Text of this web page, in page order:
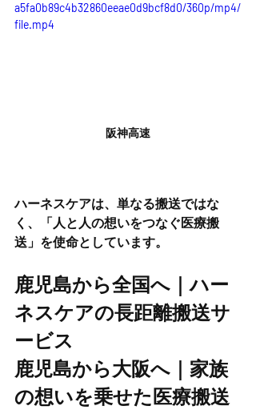
a5fa0b89c4b32860eeae0d9bcf8d0/360p/mp4/
file.mp4
阪神高速
ハーネスケアは、単なる搬送ではな
く、「人と人の想いをつなぐ医療搬
送」を使命としています。
鹿児島から全国へ｜ハー
ネスケアの長距離搬送サ
ービス
鹿児島から大阪へ｜家族
の想いを乗せた医療搬送